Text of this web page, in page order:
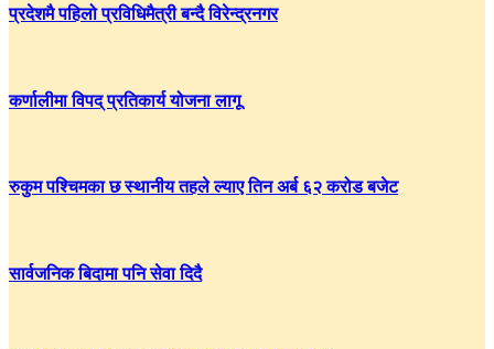
प्रदेशमै पहिलो प्रविधिमैत्री बन्दै विरेन्द्रनगर
कर्णालीमा विपद् प्रतिकार्य योजना लागू
रुकुम पश्चिमका छ स्थानीय तहले ल्याए तिन अर्ब ६२ करोड बजेट
सार्वजनिक बिदामा पनि सेवा दिदै